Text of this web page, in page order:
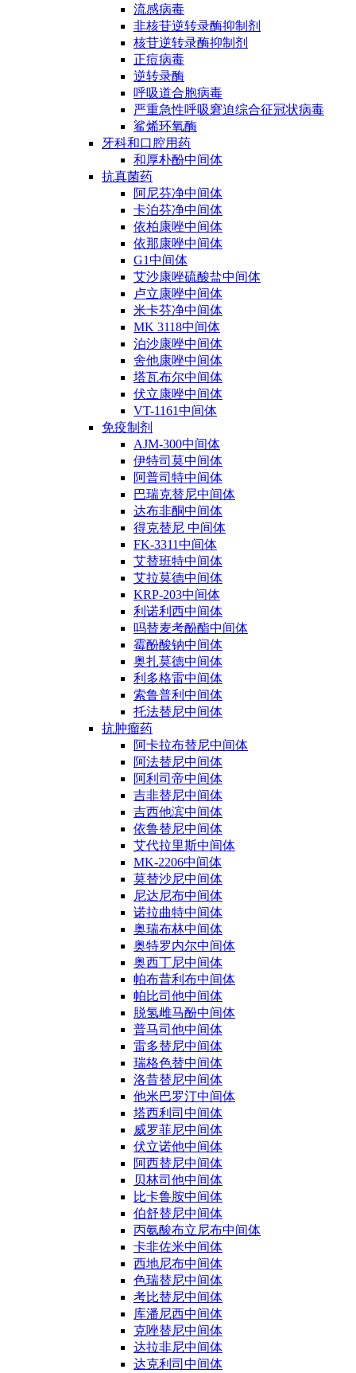
流感病毒
非核苷逆转录酶抑制剂
核苷逆转录酶抑制剂
正痘病毒
逆转录酶
呼吸道合胞病毒
严重急性呼吸窘迫综合征冠状病毒
鲨烯环氧酶
牙科和口腔用药
和厚朴酚中间体
抗真菌药
阿尼芬净中间体
卡泊芬净中间体
依柏康唑中间体
依那康唑中间体
G1中间体
艾沙康唑硫酸盐中间体
卢立康唑中间体
米卡芬净中间体
MK 3118中间体
泊沙康唑中间体
舍他康唑中间体
塔瓦布尔中间体
伏立康唑中间体
VT-1161中间体
免疫制剂
AJM-300中间体
伊特司莫中间体
阿普司特中间体
巴瑞克替尼中间体
达布非酮中间体
得克替尼 中间体
FK-3311中间体
艾替班特中间体
艾拉莫德中间体
KRP-203中间体
利诺利西中间体
吗替麦考酚酯中间体
霉酚酸钠中间体
奥扎莫德中间体
利多格雷中间体
索鲁普利中间体
托法替尼中间体
抗肿瘤药
阿卡拉布替尼中间体
阿法替尼中间体
阿利司帝中间体
吉非替尼中间体
吉西他滨中间体
依鲁替尼中间体
艾代拉里斯中间体
MK-2206中间体
莫替沙尼中间体
尼达尼布中间体
诺拉曲特中间体
奥瑞布林中间体
奥特罗内尔中间体
奥西丁尼中间体
帕布昔利布中间体
帕比司他中间体
脱氢雌马酚中间体
普马司他中间体
雷多替尼中间体
瑞格色替中间体
洛昔替尼中间体
他米巴罗汀中间体
塔西利司中间体
威罗菲尼中间体
伏立诺他中间体
阿西替尼中间体
贝林司他中间体
比卡鲁胺中间体
伯舒替尼中间体
丙氨酸布立尼布中间体
卡非佐米中间体
西地尼布中间体
色瑞替尼中间体
考比替尼中间体
库潘尼西中间体
克唑替尼中间体
达拉非尼中间体
达克利司中间体